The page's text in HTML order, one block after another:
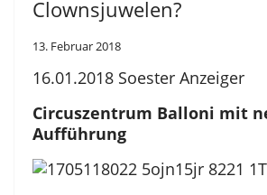
Clownsjuwelen?
13. Februar 2018
16.01.2018 Soester Anzeiger
Circuszentrum Balloni mit
Aufführung